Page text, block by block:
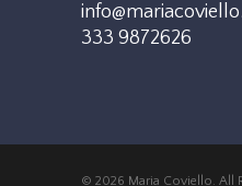
333 9872626
© 2026 Maria Coviello. All